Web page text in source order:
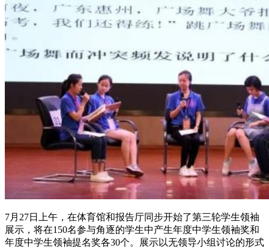
7月27日上午，在体育馆和报告厅同步开始了第三轮学生领袖
展示，将在150名参与角逐的学生中产生年度中学生领袖奖和
年度中学生领袖提名奖各30个。展示以无领导小组讨论的形式